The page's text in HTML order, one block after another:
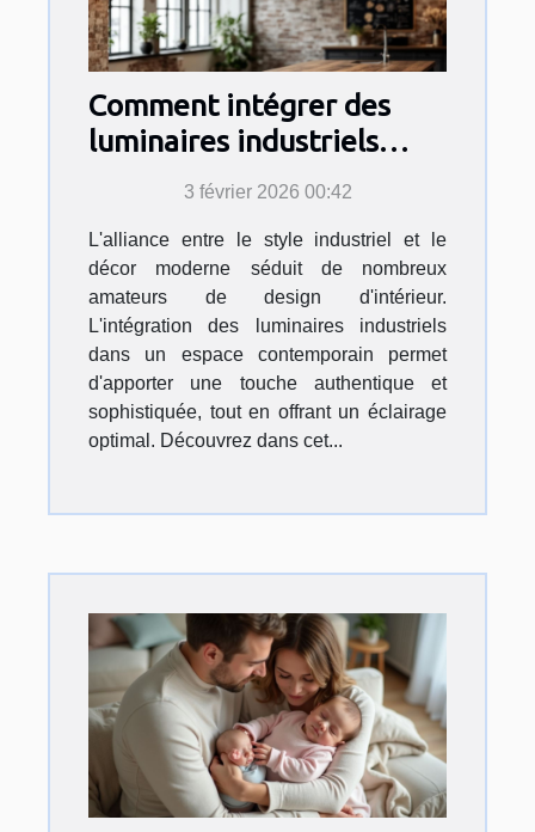
Comment intégrer des
luminaires industriels
dans un décor moderne ?
3 février 2026 00:42
L'alliance entre le style industriel et le
décor moderne séduit de nombreux
amateurs de design d'intérieur.
L'intégration des luminaires industriels
dans un espace contemporain permet
d'apporter une touche authentique et
sophistiquée, tout en offrant un éclairage
optimal. Découvrez dans cet...